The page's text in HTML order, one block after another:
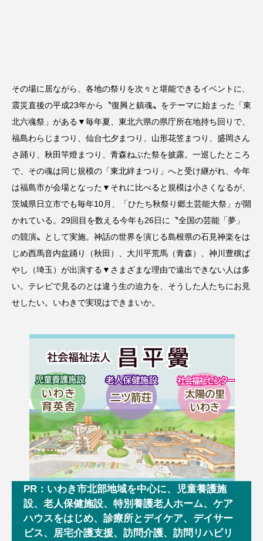
その場に居ながら、各地の祭りを次々と堪能できるイベントに、
震災直後の平成23年から〝復興と鎮魂〟をテーマに始まった「東
北六魂祭」がある▼毎年夏、東北六県の県庁所在地持ち回りで、
福島わらじまつり、仙台七夕まつり、山形花笠まつり、盛岡さん
さ踊り、秋田竿燈まつり、青森ねぶた祭を披露。一巡したところ
で、その魂は同じ規模の「東北絆まつり」へと受け継がれ、今年
は福島市が会場となった▼それに比べると規模は小さくなるが、
茨城県日立市でも毎年10月、「ひたち秋祭り郷土芸能大祭」が開
かれている。29回目を数える今年も26日に〝全国の芸能「夢」
の競演〟として実施。神話の世界を演じる島根県の石見神楽をは
じめ西馬音内盆踊り（秋田）、大川平荒馬（青森）、神川豊穣ば
やし（埼玉）が出演する▼さまざまな理由で遠出できない人は多
い。テレビで見るのとは違う生の迫力を、そうした人たちにお見
せしたい。いわきで実現はできまいか。
PR：いわき市北部地域を中心に、児童養護施
設、老人保健施設、特別養護老人ホーム、ケア
ハウスをはじめ、診療所とデイケア、デイサー
ビス、居宅介護支援、訪問介護、訪問リハビリ